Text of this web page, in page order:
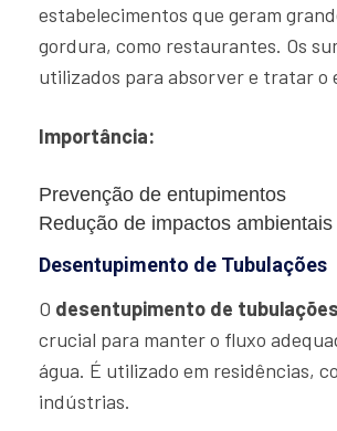
estabelecimentos que geram
gordura, como restaurantes. Os
utilizados para absorver e tratar o
Importância:
Prevenção de entupimentos
Redução de impactos ambientais
Desentupimento de Tubulações
O desentupimento de tubulações
crucial para manter o fluxo
água. É utilizado em residências,
indústrias.